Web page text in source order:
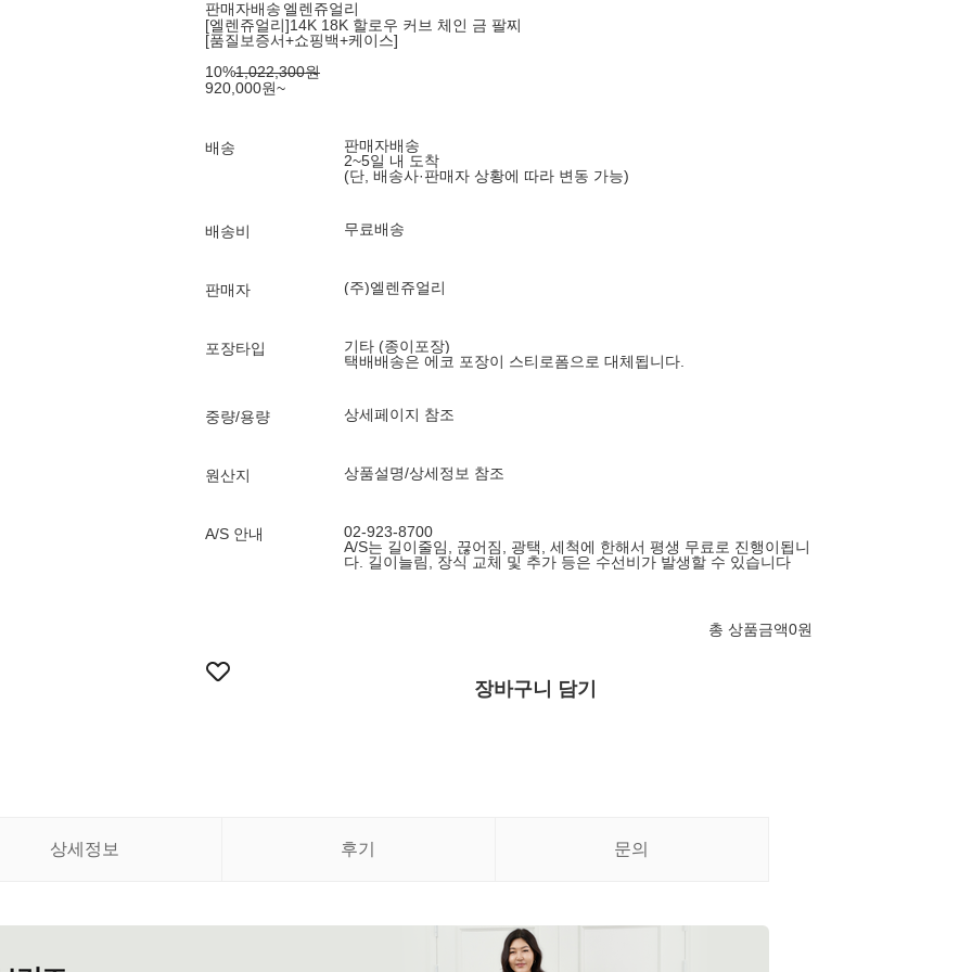
판매자배송 엘렌쥬얼리
[엘렌쥬얼리]14K 18K 할로우 커브 체인 금 팔찌
[품질보증서+쇼핑백+케이스]
10%1,022,300원
920,000원~
배송
판매자배송
2~5일 내 도착
(단, 배송사·판매자 상황에 따라 변동 가능)
배송비 무료배송
판매자 (주)엘렌쥬얼리
포장타입
기타 (종이포장)
택배배송은 에코 포장이 스티로폼으로 대체됩니다.
중량/용량 상세페이지 참조
원산지 상품설명/상세정보 참조
A/S 안내
02-923-8700
A/S는 길이줄임, 끊어짐, 광택, 세척에 한해서 평생 무료로 진행이됩니
다. 길이늘림, 장식 교체 및 추가 등은 수선비가 발생할 수 있습니다
총 상품금액0원
장바구니 담기
상세정보 후기 문의